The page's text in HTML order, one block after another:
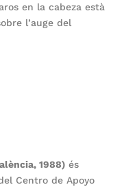
en la cabeza està
l’auge del
1988) és
Centro de Apoyo